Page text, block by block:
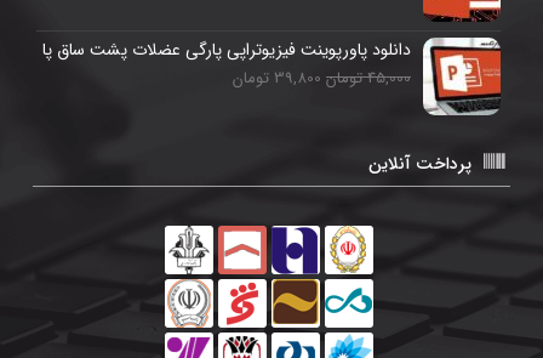
دانلود پاورپوینت فیزیوتراپی پارگی عضلات پشت ساق پا
45,000 تومان 39,800 تومان
پرداخت آنلاین